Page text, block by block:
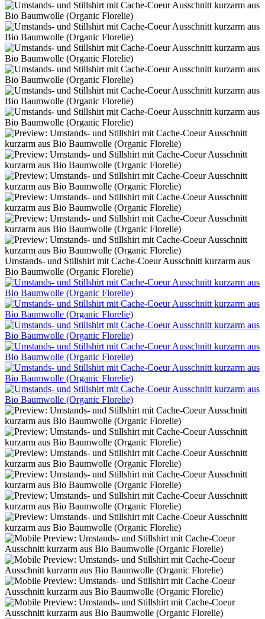
Umstands- und Stillshirt mit Cache-Coeur Ausschnitt kurzarm aus
Bio Baumwolle (Organic Florelie)